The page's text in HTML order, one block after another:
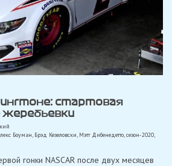
стартовая
жеребьевки
Боуман, Брэд Кезеловски, Мэтт Дибенедетто,сезон-2020
гонки NASCAR после двух месяцев